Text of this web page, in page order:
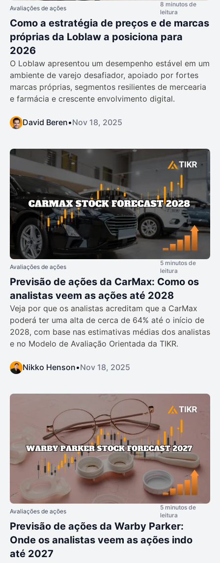
Avaliações de ações
8 minutos de
leitura
Como a estratégia de preços e de marcas
próprias da Loblaw a posiciona para
2026
O Loblaw apresentou um desempenho estável em um
ambiente de varejo desafiador, apoiado por fortes
marcas próprias, segmentos resilientes de mercearia
e farmácia e crescente envolvimento digital.
David Beren•Nov 18, 2025
Avaliações de ações
5 minutos de
leitura
Previsão de ações da CarMax: Como os
analistas veem as ações até 2028
Veja por que os analistas acreditam que a CarMax
poderá ter uma alta de cerca de 64% até o início de
2028, com base nas estimativas médias dos analistas
e no Modelo de Avaliação Orientada da TIKR.
Nikko Henson•Nov 18, 2025
Avaliações de ações
5 minutos de
leitura
Previsão de ações da Warby Parker:
Onde os analistas veem as ações indo
até 2027